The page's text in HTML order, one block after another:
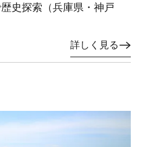
史探索（兵庫県・神戸
詳しく見る